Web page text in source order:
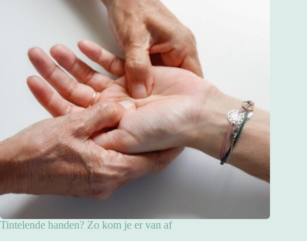
Tintelende handen? Zo kom je er van af